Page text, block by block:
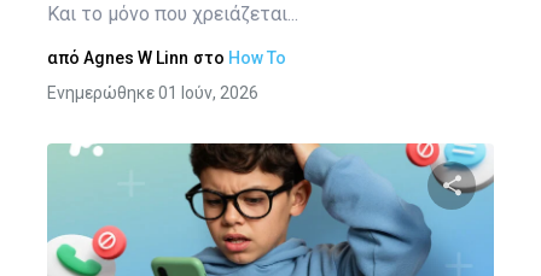
Και το μόνο που χρειάζεται...
από Agnes W Linn στο How To
Ενημερώθηκε 01 Ιούν, 2026